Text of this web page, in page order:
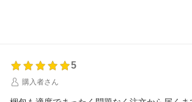
5
購入者さん